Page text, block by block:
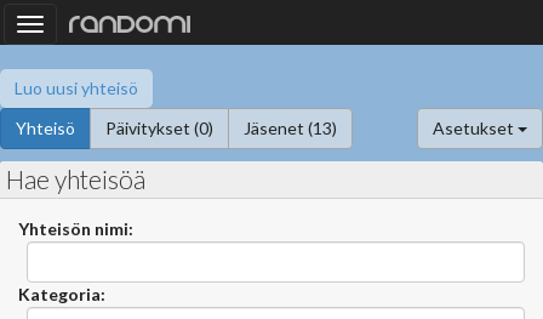
Toggle
navigation
Luo uusi yhteisö
Yhteisö
Päivitykset (0) Jäsenet (13) Asetukset
Hae yhteisöä
Yhteisön nimi:
Kategoria: